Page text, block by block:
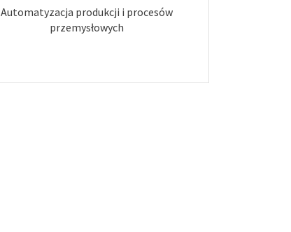
Automatyzacja produkcji i procesów
przemysłowych